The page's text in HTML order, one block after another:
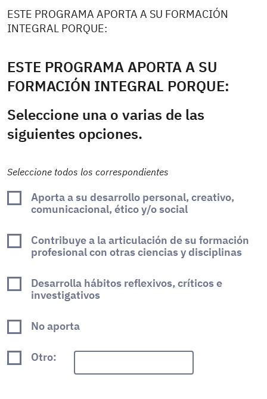
ESTE PROGRAMA APORTA A SU FORMACIÓN
INTEGRAL PORQUE:
ESTE PROGRAMA APORTA A SU
FORMACIÓN INTEGRAL PORQUE:
Seleccione una o varias de las
siguientes opciones.
Seleccione todos los correspondientes
Aporta a su desarrollo personal, creativo,
comunicacional, ético y/o social
Contribuye a la articulación de su formación
profesional con otras ciencias y disciplinas
Desarrolla hábitos reflexivos, críticos e
investigativos
No aporta
Otro: